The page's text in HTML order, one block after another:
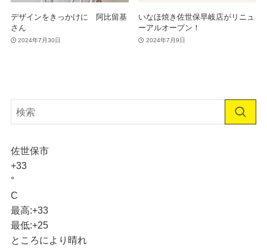
デザインをきっかけに 阿比留基
さん
2024年7月30日
いなほ焼き佐世保早岐店がリニュ
ーアルオープン！
2024年7月9日
佐世保市
+33
°
C
最高:+33
最低:+25
ところにより晴れ